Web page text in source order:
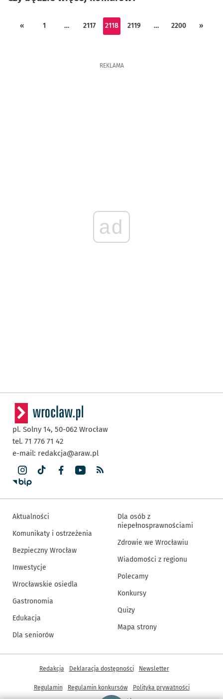
« 1 … 2117 2118 2119 … 2200 »
REKLAMA
ad
pl. Solny 14, 50-062 Wrocław
tel. 71 776 71 42
e-mail: redakcja@araw.pl
Aktualności
Komunikaty i ostrzeżenia
Bezpieczny Wrocław
Inwestycje
Wrocławskie osiedla
Gastronomia
Edukacja
Dla seniorów
Dla osób z
niepełnosprawnościami
Zdrowie we Wrocławiu
Wiadomości z regionu
Polecamy
Konkursy
Quizy
Mapa strony
Inne informacje
Redakcja Deklaracja dostępności Newsletter
Regulamin Regulamin konkursów
Polityka prywatności